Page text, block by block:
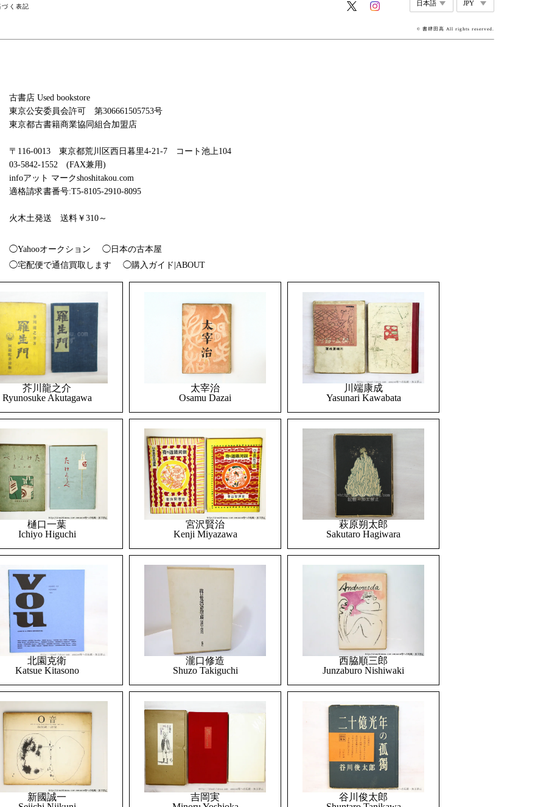
づく表記
© 書肆田高 All rights reserved.
古書店 Used bookstore
東京公安委員会許可 第306661505753号
東京都古書籍商業協同組合加盟店
〒116-0013 東京都荒川区西日暮里4-21-7 コート池上104
03-5842-1552 (FAX兼用)
infoアット マークshoshitakou.com
適格請求書番号:T5-8105-2910-8095
火木土発送 送料￥310～
◯Yahooオークション
◯日本の古本屋
◯宅配便で通信買取します
◯購入ガイド|ABOUT
芥川龍之介
Ryunosuke Akutagawa
太宰治
Osamu Dazai
川端康成
Yasunari Kawabata
樋口一葉
Ichiyo Higuchi
宮沢賢治
Kenji Miyazawa
萩原朔太郎
Sakutaro Hagiwara
北園克衛
Katsue Kitasono
瀧口修造
Shuzo Takiguchi
西脇順三郎
Junzaburo Nishiwaki
新國誠一
吉岡実
谷川俊太郎